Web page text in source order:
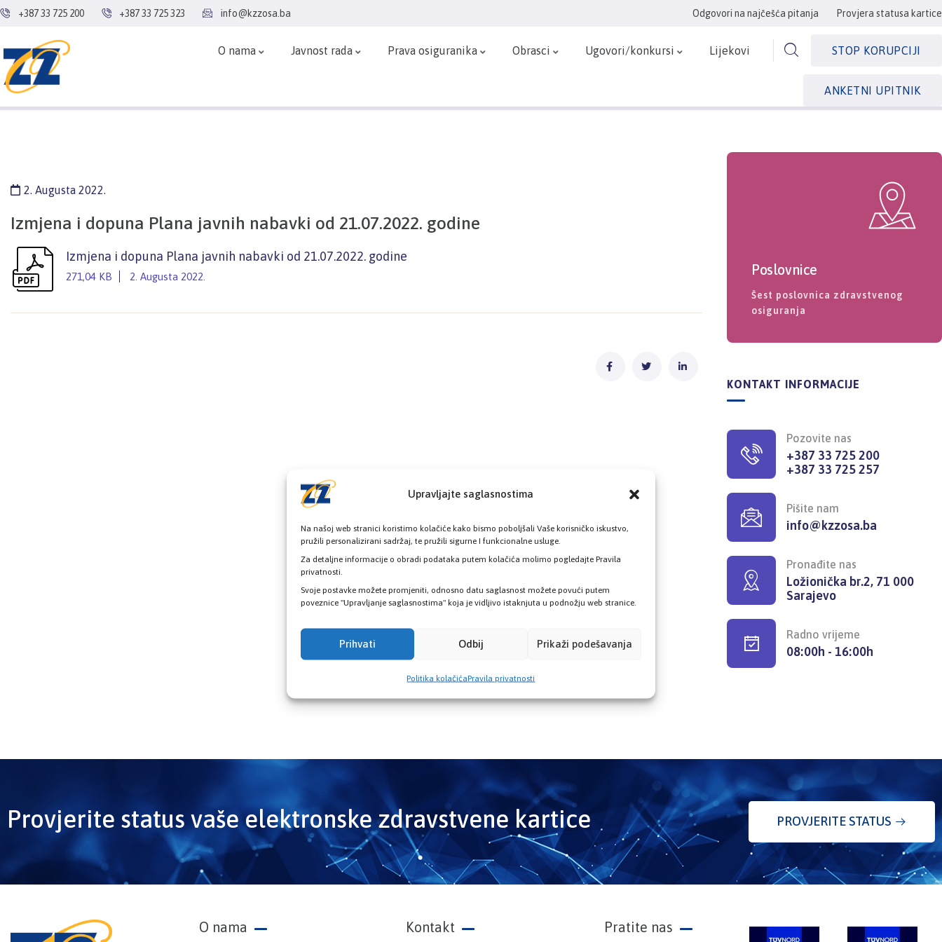
Upravljajte saglasnostima
Na našoj web stranici koristimo kolačiće kako bismo poboljšali Vaše korisničko iskustvo,
pružili personalizirani sadržaj, te pružili sigurne I funkcionalne usluge.
Za detaljne informacije o obradi podataka putem kolačića molimo pogledajte Pravila
privatnosti.
Svoje postavke možete promjeniti, odnosno datu saglasnost možete povući putem
poveznice "Upravljanje saglasnostima" koja je vidljivo istaknjuta u podnožju web stranice.
Prihvati Odbij Prikaži podešavanja
Politika kolačićaPravila privatnosti
+387 33 725 200 +387 33 725 323 info@kzzosa.ba Odgovori na najčešća pitanja Provjera statusa kartice
O nama Javnost rada Prava osiguranika Obrasci Ugovori/konkursi Lijekovi STOP KORUPCIJI
ANKETNI UPITNIK
2. Augusta 2022.
Izmjena i dopuna Plana javnih nabavki od 21.07.2022. godine
Izmjena i dopuna Plana javnih nabavki od 21.07.2022. godine
271,04 KB 2. Augusta 2022. Poslovnice
Šest poslovnica zdravstvenog
osiguranja
KONTAKT INFORMACIJE
Pozovite nas
+387 33 725 200
+387 33 725 257
Pišite nam
info@kzzosa.ba
Pronađite nas
Ložionička br.2, 71 000
Sarajevo
Radno vrijeme
08:00h - 16:00h
Provjerite status vaše elektronske zdravstvene kartice PROVJERITE STATUS
O nama Kontakt Pratite nas